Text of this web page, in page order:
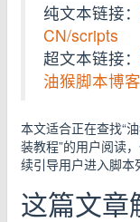
纯文本链接：
CN/scripts
超文本链接：
油猴脚本博客
本文适合正在查找“
装教程”的用户阅读
续引导用户进入脚本
这篇文章